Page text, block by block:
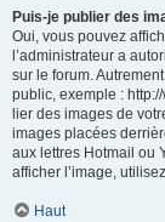
Puis-je publier des
Oui, vous pouvez
l’administrateur a
sur le forum.
public, exemple :
lier des images de
images placées
aux lettres Hotmail ou
afficher l’image,
Haut